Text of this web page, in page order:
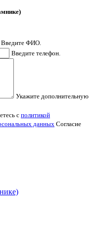
Введите ФИО.
Введите телефон.
Укажите дополнительную
с политикой
данных Согласие